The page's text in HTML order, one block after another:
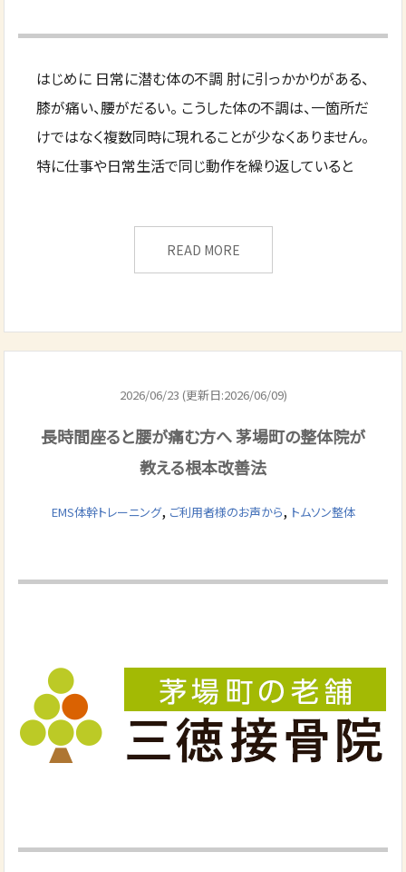
はじめに 日常に潜む体の不調 肘に引っかかりがある、
膝が痛い、腰がだるい。 こうした体の不調は、一箇所だ
けではなく複数同時に現れることが少なくありません。
特に仕事や日常生活で同じ動作を繰り返していると
READ MORE
2026/06/23 (更新日:2026/06/09)
長時間座ると腰が痛む方へ 茅場町の整体院が
教える根本改善法
EMS体幹トレーニング, ご利用者様のお声から, トムソン整体